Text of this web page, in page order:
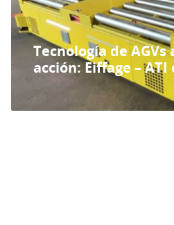
Tecnología de
acción: Eiffage – ATI